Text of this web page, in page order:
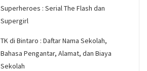
Superheroes : Serial The Flash dan
Supergirl
TK di Bintaro : Daftar Nama Sekolah,
Bahasa Pengantar, Alamat, dan Biaya
Sekolah